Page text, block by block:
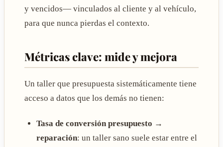
y vencidos— vinculados al cliente y al vehículo,
para que nunca pierdas el contexto.
Métricas clave: mide y mejora
Un taller que presupuesta sistemáticamente tiene
acceso a datos que los demás no tienen:
Tasa de conversión presupuesto →
reparación: un taller sano suele estar entre el